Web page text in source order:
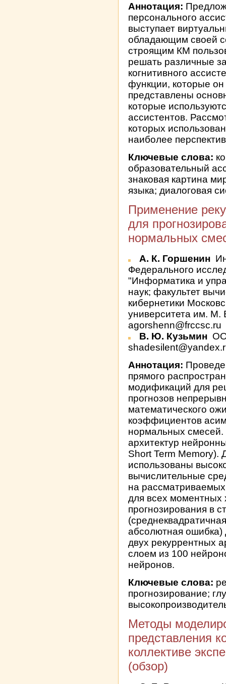
Аннотация:
персонального
выступает
обладающим своей
строящим КМ
решать различные
когнитивного
функции, которые
представлены
которые
ассистентов.
которых
наиболее
Ключевые слова:
образовательный
знаковая картина
языка; диалоговая
Применение
для
нормальных
А. К. Горшенин
Федерального
"Информатика и
наук; факультет
кибернетики
университета им. М.
agorshenn@frccsc.ru
В. Ю. Кузьмин
Аннотация:
прямого
модификаций для
прогнозов
математического
коэффициентов
нормальных
архитектур
Short Term Memory).
использованы
вычислительные
на
для всех моментных
прогнозирования в
абсолютная ошибка)
двух рекуррентных
слоем из 100
нейронов.
Ключевые слова:
прогнозирование;
Методы
представления
коллективе
(обзор)